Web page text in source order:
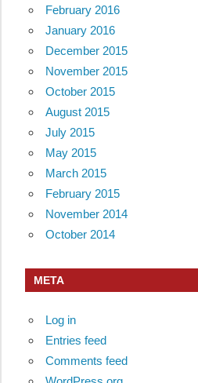
February 2016
January 2016
December 2015
November 2015
October 2015
August 2015
July 2015
May 2015
March 2015
February 2015
November 2014
October 2014
META
Log in
Entries feed
Comments feed